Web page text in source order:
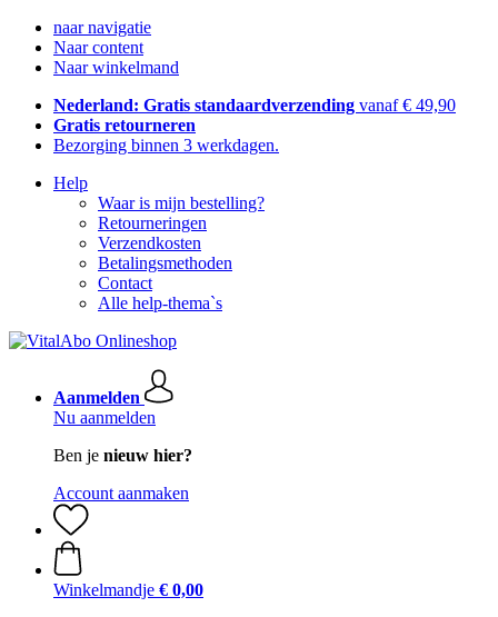
naar navigatie
Naar content
Naar winkelmand
Nederland: Gratis standaardverzending vanaf € 49,90
Gratis retourneren
Bezorging binnen 3 werkdagen.
Help
Waar is mijn bestelling?
Retourneringen
Verzendkosten
Betalingsmethoden
Contact
Alle help-thema`s
Aanmelden
Nu aanmelden
Ben je nieuw hier?
Account aanmaken
Winkelmandje € 0,00